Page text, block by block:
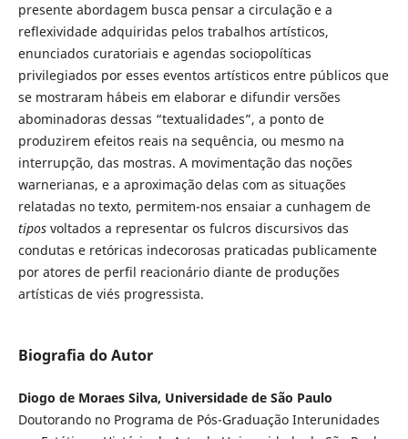
presente abordagem busca pensar a circulação e a
reflexividade adquiridas pelos trabalhos artísticos,
enunciados curatoriais e agendas sociopolíticas
privilegiados por esses eventos artísticos entre públicos que
se mostraram hábeis em elaborar e difundir versões
abominadoras dessas “textualidades”, a ponto de
produzirem efeitos reais na sequência, ou mesmo na
interrupção, das mostras. A movimentação das noções
warnerianas, e a aproximação delas com as situações
relatadas no texto, permitem-nos ensaiar a cunhagem de
tiposvoltados a representar os fulcros discursivos das
condutas e retóricas indecorosas praticadas publicamente
por atores de perfil reacionário diante de produções
artísticas de viés progressista.
Biografia do Autor
Diogo de Moraes Silva, Universidade de São Paulo
Doutorando no Programa de Pós-Graduação Interunidades